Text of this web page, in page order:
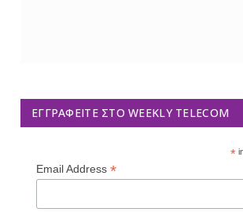
ΕΓΓΡΑΦΕΊΤΕ ΣΤΟ WEEKLY TELECOM
*
Email Address *